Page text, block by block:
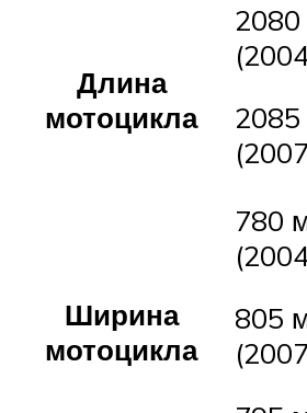
Длина
мотоцикла
Ширина
мотоцикла
780
805